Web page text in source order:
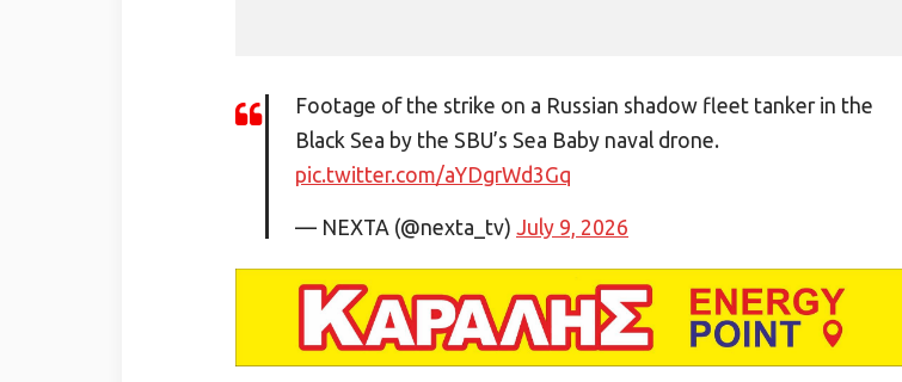
Footage of the strike on a Russian shadow fleet tanker in the
Black Sea by the SBU’s Sea Baby naval drone.
pic.twitter.com/aYDgrWd3Gq
— NEXTA (@nexta_tv) July 9, 2026